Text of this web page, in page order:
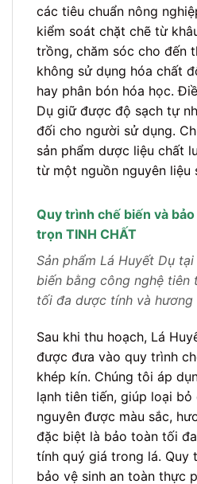
các tiêu chuẩn nông
kiểm soát chặt chẽ từ
trồng, chăm sóc cho đến
không sử dụng hóa chất
hay phân bón hóa học.
Dụ giữ được độ sạch tự
đối cho người sử dụng.
sản phẩm dược liệu chất
từ một nguồn nguyên liệu
Quy trình chế biến và
trọn TINH CHẤT
Sản phẩm Lá Huyết Dụ
biến bằng công nghệ tiên
tối đa dược tính và hương
Sau khi thu hoạch, Lá
được đưa vào quy trình
khép kín. Chúng tôi áp
lạnh tiên tiến, giúp loại
nguyên được màu sắc,
đặc biệt là bảo toàn tối
tính quý giá trong lá. Quy
bảo vệ sinh an toàn thực